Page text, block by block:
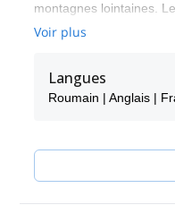
montagnes lointaines.
Je suis devenu guide
Je crois au
Je me ferai un plaisir
Voir plus
Langues
Roumain | Anglais |